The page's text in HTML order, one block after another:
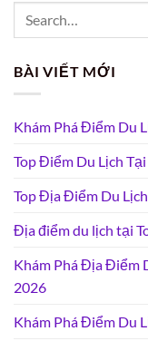
BÀI VIẾT MỚI
Khám Phá Điểm Du
Top Điểm Du Lịch
Top Địa Điểm Du
Địa điểm du lịch tại
Khám Phá Địa Điểm
2026
Khám Phá Điểm Du